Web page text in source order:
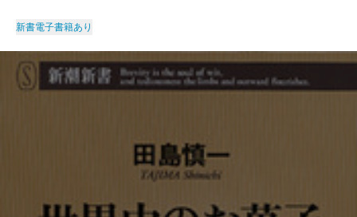
新書電子書籍あり